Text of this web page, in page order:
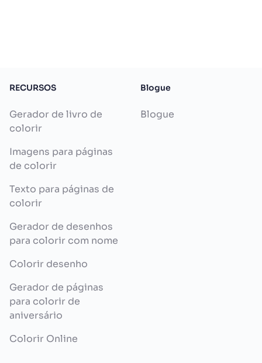
RECURSOS
Gerador de livro de
colorir
Imagens para páginas
de colorir
Texto para páginas de
colorir
Gerador de desenhos
para colorir com nome
Colorir desenho
Gerador de páginas
para colorir de
aniversário
Colorir Online
Blogue
Blogue